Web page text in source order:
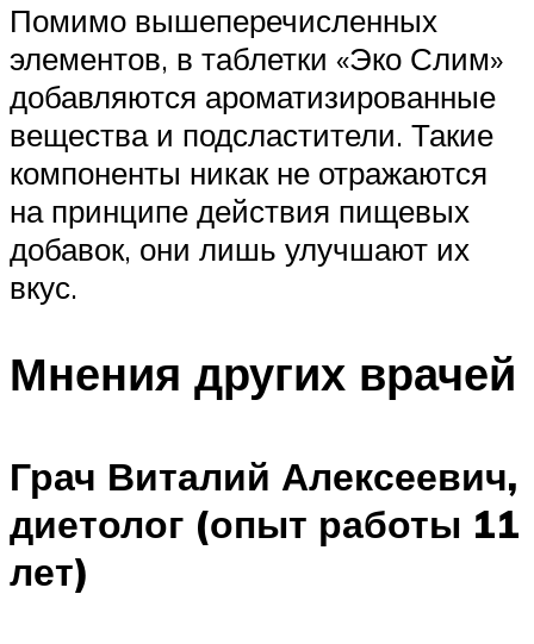
Помимо вышеперечисленных
элементов, в таблетки «Эко Слим»
добавляются ароматизированные
вещества и подсластители. Такие
компоненты никак не отражаются
на принципе действия пищевых
добавок, они лишь улучшают их
вкус.
Мнения других врачей
Грач Виталий Алексеевич,
диетолог (опыт работы 11
лет)